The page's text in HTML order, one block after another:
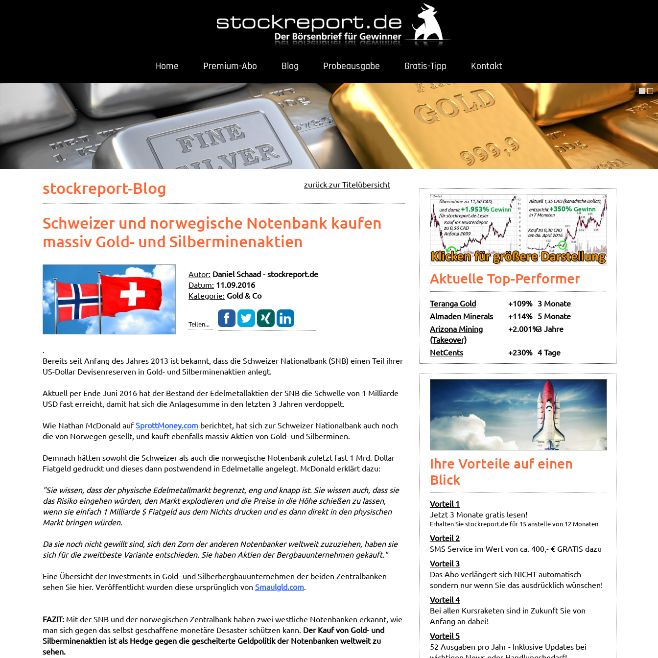
Home Premium-Abo Blog Probeausgabe Gratis-Tipp Kontakt
stockreport-Blog zurück zur Titelübersicht
Schweizer und norwegische Notenbank kaufen
massiv Gold- und Silberminenaktien
Autor: Daniel Schaad - stockreport.de
Datum: 11.09.2016
Kategorie: Gold & Co
Teilen...
.
Bereits seit Anfang des Jahres 2013 ist bekannt, dass die Schweizer Nationalbank (SNB) einen Teil ihrer
US-Dollar Devisenreserven in Gold- und Silberminenaktien anlegt.
Aktuell per Ende Juni 2016 hat der Bestand der Edelmetallaktien der SNB die Schwelle von 1 Milliarde
USD fast erreicht, damit hat sich die Anlagesumme in den letzten 3 Jahren verdoppelt.
Wie Nathan McDonald aufSprottMoney.com berichtet, hat sich zur Schweizer Nationalbank auch noch
die von Norwegen gesellt, und kauft ebenfalls massiv Aktien von Gold- und Silberminen.
Demnach hätten sowohl die Schweizer als auch die norwegische Notenbank zuletzt fast 1 Mrd. Dollar
Fiatgeld gedruckt und dieses dann postwendend in Edelmetalle angelegt. McDonald erklärt dazu:
"Sie wissen, dass der physische Edelmetallmarkt begrenzt, eng und knapp ist. Sie wissen auch, dass sie
das Risiko eingehen würden, den Markt explodieren und die Preise in die Höhe schießen zu lassen,
wenn sie einfach 1 Milliarde $ Fiatgeld aus dem Nichts drucken und es dann direkt in den physischen
Markt bringen würden.
Da sie noch nicht gewillt sind, sich den Zorn der anderen Notenbanker weltweit zuzuziehen, haben sie
sich für die zweitbeste Variante entschieden. Sie haben Aktien der Bergbauunternehmen gekauft."
Eine Übersicht der Investments in Gold- und Silberbergbauunternehmen der beiden Zentralbanken
sehen Sie hier. Veröffentlicht wurden diese ursprünglich von Smaulgld.com.
FAZIT: Mit der SNB und der norwegischen Zentralbank haben zwei westliche Notenbanken erkannt, wie
man sich gegen das selbst geschaffene monetäre Desaster schützen kann. Der Kauf von Gold- und
Silberminenaktien ist als Hedge gegen die gescheiterte Geldpolitik der Notenbanken weltweit zu
sehen.
Aktuelle Top-Performer
Teranga Gold +109% 3 Monate
Almaden Minerals
+114% 5 Monate
Arizona Mining
(Takeover)
+2.001%3 Jahre
NetCents +230% 4 Tage
Ihre Vorteile auf einen
Blick
Vorteil 1
Jetzt 3 Monate gratis lesen!
Erhalten Sie stockreport.de für 15 anstelle von 12 Monaten
Vorteil 2
SMS Service im Wert von ca. 400,- € GRATIS dazu
Vorteil 3
Das Abo verlängert sich NICHT automatisch -
sondern nur wenn Sie das ausdrücklich wünschen!
Vorteil 4
Bei allen Kursraketen sind in Zukunft Sie von
Anfang an dabei!
Vorteil 5
52 Ausgaben pro Jahr - Inklusive Updates bei